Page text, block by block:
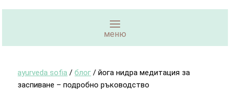
ayurveda sofia /блог /йога нидра медитация за
заспиване – подробно ръководство